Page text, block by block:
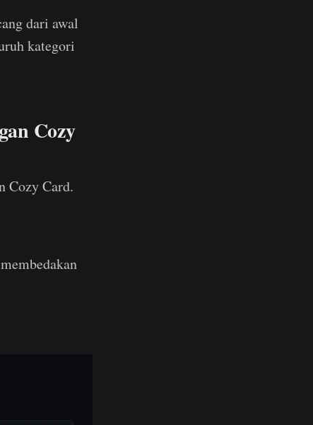
dari awal
kategori
Cozy
Cozy Card.